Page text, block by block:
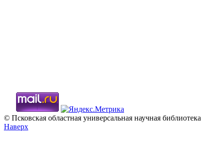
© Псковская областная универсальная научная библиотека
Наверх